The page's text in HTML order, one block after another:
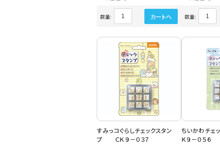
数量: カートへ 数量:
すみっコぐらしチェックスタン
プ ＣＫ９－０３７
ちいかわチ
Ｋ９－０５６